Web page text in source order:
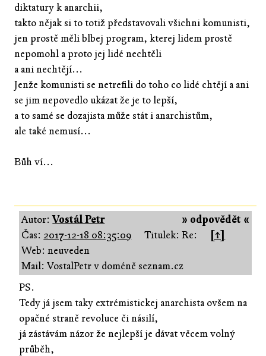
diktatury k anarchii,
takto nějak si to totiž představovali všichni komunisti,
jen prostě měli blbej program, kterej lidem prostě
nepomohl a proto jej lidé nechtěli
a ani nechtějí...
Jenže komunisti se netrefili do toho co lidé chtějí a ani
se jim nepovedlo ukázat že je to lepší,
a to samé se dozajista může stát i anarchistům,
ale také nemusí...
Bůh ví...
» odpovědět «
Autor:Vostál Petr
Čas: 2017-12-18 08:35:09 Titulek: Re:
[↑]
Web: neuveden
Mail: VostalPetr v doméně seznam.cz
PS.
Tedy já jsem taky extrémistickej anarchista ovšem na
opačné straně revoluce či násilí,
já zástávám názor že nejlepší je dávat věcem volný
průběh,